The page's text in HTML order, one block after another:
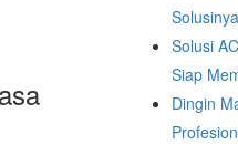
Solusi
Siap
Dingin